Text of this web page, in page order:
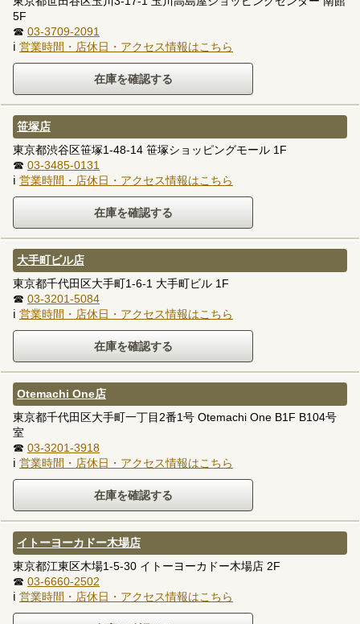
5F
☎ 03-3709-2091
ℹ 営業時間・店休日・アクセス情報はこちら
笹塚店
東京都渋谷区笹塚1-48-14 笹塚ショッピングモール 1F
☎ 03-3485-0131
ℹ 営業時間・店休日・アクセス情報はこちら
大手町ビル店
東京都千代田区大手町1-6-1 大手町ビル 1F
☎ 03-3201-5084
ℹ 営業時間・店休日・アクセス情報はこちら
Otemachi One店
東京都千代田区大手町一丁目2番1号 Otemachi One B1F B104号
室
☎ 03-3201-3918
ℹ 営業時間・店休日・アクセス情報はこちら
イトーヨーカドー木場店
東京都江東区木場1-5-30 イトーヨーカドー木場店 2F
☎ 03-6660-2502
ℹ 営業時間・店休日・アクセス情報はこちら